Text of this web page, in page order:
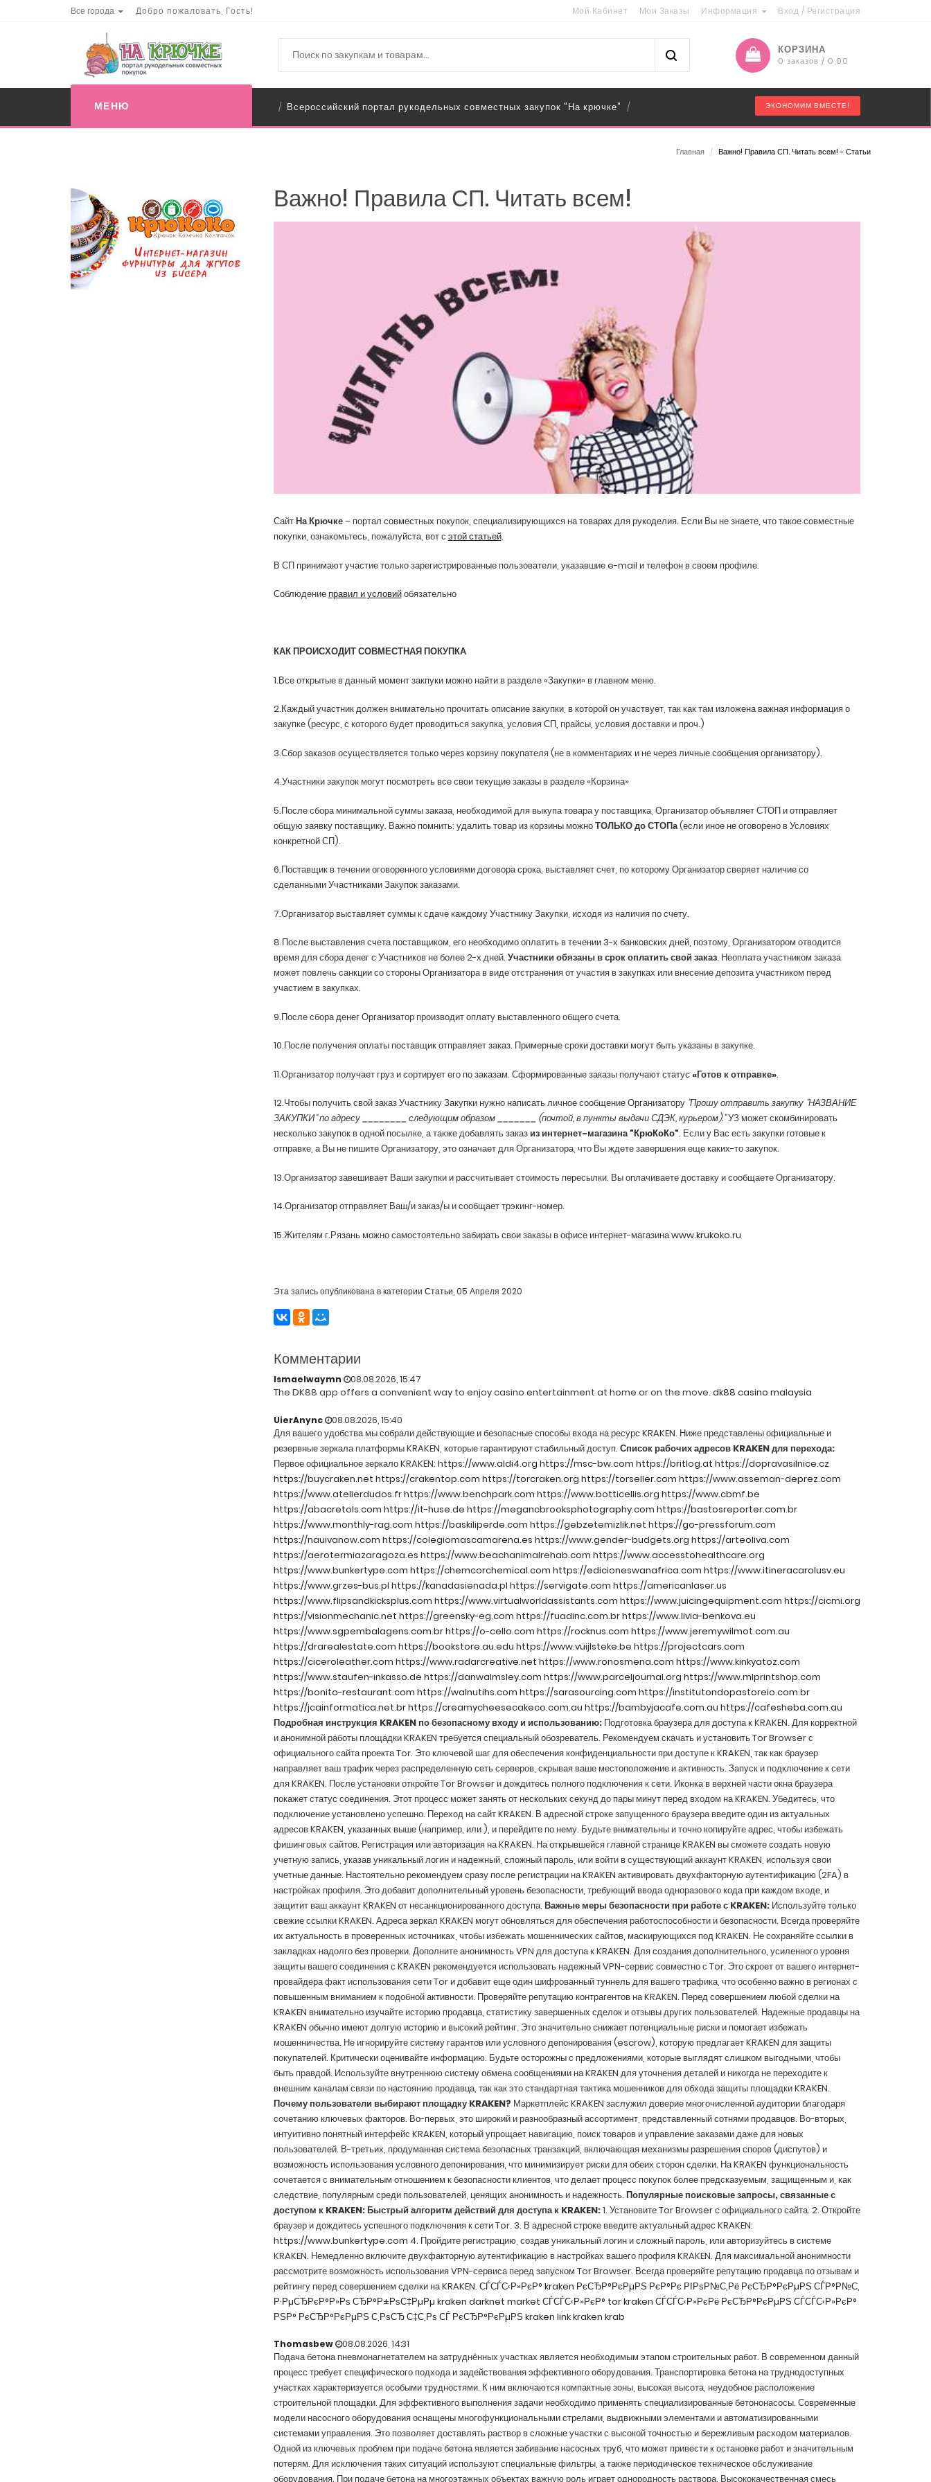
Все города Добро пожаловать, Гость! Мой Кабинет Мои Заказы Информация Вход / Регистрация
КОРЗИНА
0 заказов / 0,00
МЕНЮ / Всероссийский портал рукодельных совместных закупок "На крючке" / ЭКОНОМИМ ВМЕСТЕ!
Главная / Важно! Правила СП. Читать всем! - Статьи
Важно! Правила СП. Читать всем!
СайтНа Крючке– портал совместных покупок, специализирующихся на товарах для рукоделия. Если Вы не знаете, что такое совместные
покупки, ознакомьтесь, пожалуйста, вот с этой статьей.
В СП принимают участие только зарегистрированные пользователи, указавшие e-mail и телефон в своем профиле.
Соблюдение правил и условийобязательно
КАК ПРОИСХОДИТ СОВМЕСТНАЯ ПОКУПКА
1.Все открытые в данный момент закпуки можно найти в разделе «Закупки» в главном меню.
2.Каждый участник должен внимательно прочитать описание закупки, в которой он участвует, так как там изложена важная информация о
закупке (ресурс, с которого будет проводиться закупка, условия СП, прайсы, условия доставки и проч.)
3.Сбор заказов осуществляется только через корзину покупателя (не в комментариях и не через личные сообщения организатору).
4.Участники закупок могут посмотреть все свои текущие заказы в разделе «Корзина»
5.После сбора минимальной суммы заказа, необходимой для выкупа товара у поставщика, Организатор объявляет СТОП и отправляет
общую заявку поставщику. Важно помнить: удалить товар из корзины можноТОЛЬКО до СТОПа(если иное не оговорено в Условиях
конкретной СП).
6.Поставщик в течении оговоренного условиями договора срока, выставляет счет, по которому Организатор сверяет наличие со
сделанными Участниками Закупок заказами.
7.Организатор выставляет суммы к сдаче каждому Участнику Закупки, исходя из наличия по счету.
8.После выставления счета поставщиком, его необходимо оплатить в течении 3-х банковских дней, поэтому, Организатором отводится
время для сбора денег с Участников не более 2-х дней. Участники обязаны в срок оплатить свой заказ. Неоплата участником заказа
может повлечь санкции со стороны Организатора в виде отстранения от участия в закупках или внесение депозита участником перед
участием в закупках.
9.После сбора денег Организатор производит оплату выставленного общего счета.
10.После получения оплаты поставщик отправляет заказ. Примерные сроки доставки могут быть указаны в закупке.
11.Организатор получает груз и сортирует его по заказам. Сформированные заказы получают статус «Готов к отправке».
12.Чтобы получить свой заказ Участнику Закупки нужно написать личное сообщение Организатору "Прошу отправить закупку "НАЗВАНИЕ
ЗАКУПКИ" по адресу ________ следующим образом _______ (почтой, в пункты выдачи СДЭК, курьером)."УЗ может скомбинировать
несколько закупок в одной посылке, а также добавлять заказ из интернет-магазина"КрюКоКо". Если у Вас есть закупки готовые к
отправке, а Вы не пишите Организатору, это означает для Организатора, что Вы ждете завершения еще каких-то закупок.
13.Организатор завешивает Ваши закупки и рассчитывает стоимость пересылки. Вы оплачиваете доставку и сообщаете Организатору.
14.Организатор отправляет Ваш/и заказ/ы и сообщает трэкинг-номер.
15.Жителям г.Рязань можно самостоятельно забирать свои заказы в офисе интернет-магазинаwww.krukoko.ru
Эта запись опубликована в категории Статьи,05 Апреля 2020
Комментарии
Ismaelwaymn 08.08.2026, 15:47
The DK88 app offers a convenient way to enjoy casino entertainment at home or on the move. dk88 casino malaysia
UierAnync 08.08.2026, 15:40
Для вашего удобства мы собрали действующие и безопасные способы входа на ресурс KRAKEN. Ниже представлены официальные и
резервные зеркала платформы KRAKEN, которые гарантируют стабильный доступ. Список рабочих адресов KRAKEN для перехода:
Первое официальное зеркало KRAKEN: https://www.aldi4.org https://msc-bw.com https://britlog.at https://dopravasilnice.cz
https://buycraken.net https://crakentop.com https://torcraken.org https://torseller.com https://www.asseman-deprez.com
https://www.atelierdudos.frhttps://www.benchpark.com https://www.botticellis.org https://www.cbmf.be
https://abacretols.com https://it-huse.de https://megancbrooksphotography.com https://bastosreporter.com.br
https://www.monthly-rag.com https://baskiliperde.com https://gebzetemizlik.net https://go-pressforum.com
https://nauivanow.com https://colegiomascamarena.es https://www.gender-budgets.org https://arteoliva.com
https://aerotermiazaragoza.es https://www.beachanimalrehab.com https://www.accesstohealthcare.org
https://www.bunkertype.com https://chemcorchemical.com https://edicioneswanafrica.com https://www.itineracarolusv.eu
https://www.grzes-bus.pl https://kanadasienada.pl https://servigate.com https://americanlaser.us
https://www.flipsandkicksplus.com https://www.virtualworldassistants.com https://www.juicingequipment.com https://cicmi.org
https://visionmechanic.net https://greensky-eg.com https://fuadinc.com.brhttps://www.livia-benkova.eu
https://www.sgpembalagens.com.brhttps://o-cello.com https://rocknus.com https://www.jeremywilmot.com.au
https://drarealestate.com https://bookstore.au.edu https://www.vuijlsteke.be https://projectcars.com
https://ciceroleather.com https://www.radarcreative.net https://www.ronosmena.com https://www.kinkyatoz.com
https://www.staufen-inkasso.de https://danwalmsley.com https://www.parceljournal.org https://www.mlprintshop.com
https://bonito-restaurant.com https://walnutihs.com https://sarasourcing.com https://institutondopastoreio.com.br
https://jcainformatica.net.brhttps://creamycheesecakeco.com.au https://bambyjacafe.com.au https://cafesheba.com.au
Подробная инструкция KRAKEN по безопасному входу и использованию: Подготовка браузера для доступа к KRAKEN. Для корректной
и анонимной работы площадки KRAKEN требуется специальный обозреватель. Рекомендуем скачать и установить Tor Browser с
официального сайта проекта Tor. Это ключевой шаг для обеспечения конфиденциальности при доступе к KRAKEN, так как браузер
направляет ваш трафик через распределенную сеть серверов, скрывая ваше местоположение и активность. Запуск и подключение к сети
для KRAKEN. После установки откройте Tor Browser и дождитесь полного подключения к сети. Иконка в верхней части окна браузера
покажет статус соединения. Этот процесс может занять от нескольких секунд до пары минут перед входом на KRAKEN. Убедитесь, что
подключение установлено успешно. Переход на сайт KRAKEN. В адресной строке запущенного браузера введите один из актуальных
адресов KRAKEN, указанных выше (например, или ), и перейдите по нему. Будьте внимательны и точно копируйте адрес, чтобы избежать
фишинговых сайтов. Регистрация или авторизация на KRAKEN. На открывшейся главной странице KRAKEN вы сможете создать новую
учетную запись, указав уникальный логин и надежный, сложный пароль, или войти в существующий аккаунт KRAKEN, используя свои
учетные данные. Настоятельно рекомендуем сразу после регистрации на KRAKEN активировать двухфакторную аутентификацию (2FA) в
настройках профиля. Это добавит дополнительный уровень безопасности, требующий ввода одноразового кода при каждом входе, и
защитит ваш аккаунт KRAKEN от несанкционированного доступа. Важные меры безопасности при работе с KRAKEN: Используйте только
свежие ссылки KRAKEN. Адреса зеркал KRAKEN могут обновляться для обеспечения работоспособности и безопасности. Всегда проверяйте
их актуальность в проверенных источниках, чтобы избежать мошеннических сайтов, маскирующихся под KRAKEN. Не сохраняйте ссылки в
закладках надолго без проверки. Дополните анонимность VPN для доступа к KRAKEN. Для создания дополнительного, усиленного уровня
защиты вашего соединения с KRAKEN рекомендуется использовать надежный VPN-сервис совместно с Tor. Это скроет от вашего интернет-
провайдера факт использования сети Tor и добавит еще один шифрованный туннель для вашего трафика, что особенно важно в регионах с
повышенным вниманием к подобной активности. Проверяйте репутацию контрагентов на KRAKEN. Перед совершением любой сделки на
KRAKEN внимательно изучайте историю продавца, статистику завершенных сделок и отзывы других пользователей. Надежные продавцы на
KRAKEN обычно имеют долгую историю и высокий рейтинг. Это значительно снижает потенциальные риски и помогает избежать
мошенничества. Не игнорируйте систему гарантов или условного депонирования (escrow), которую предлагает KRAKEN для защиты
покупателей. Критически оценивайте информацию. Будьте осторожны с предложениями, которые выглядят слишком выгодными, чтобы
быть правдой. Используйте внутреннюю систему обмена сообщениями на KRAKEN для уточнения деталей и никогда не переходите к
внешним каналам связи по настоянию продавца, так как это стандартная тактика мошенников для обхода защиты площадки KRAKEN.
Почему пользователи выбирают площадку KRAKEN? Маркетплейс KRAKEN заслужил доверие многочисленной аудитории благодаря
сочетанию ключевых факторов. Во-первых, это широкий и разнообразный ассортимент, представленный сотнями продавцов. Во-вторых,
интуитивно понятный интерфейс KRAKEN, который упрощает навигацию, поиск товаров и управление заказами даже для новых
пользователей. В-третьих, продуманная система безопасных транзакций, включающая механизмы разрешения споров (диспутов) и
возможность использования условного депонирования, что минимизирует риски для обеих сторон сделки. На KRAKEN функциональность
сочетается с внимательным отношением к безопасности клиентов, что делает процесс покупок более предсказуемым, защищенным и, как
следствие, популярным среди пользователей, ценящих анонимность и надежность. Популярные поисковые запросы, связанные с
доступом к KRAKEN:Быстрый алгоритм действий для доступа к KRAKEN:1. Установите Tor Browser с официального сайта. 2. Откройте
браузер и дождитесь успешного подключения к сети Tor. 3. В адресной строке введите актуальный адрес KRAKEN:
https://www.bunkertype.com 4. Пройдите регистрацию, создав уникальный логин и сложный пароль, или авторизуйтесь в системе
KRAKEN. Немедленно включите двухфакторную аутентификацию в настройках вашего профиля KRAKEN. Для максимальной анонимности
рассмотрите возможность использования VPN-сервиса перед запуском Tor Browser. Всегда проверяйте репутацию продавца по отзывам и
рейтингу перед совершением сделки на KRAKEN. СЃСЃС‹Р»РєР° kraken РєСЂР°РєРµРЅ РєР°Рє РІРѕР№С‚Рё РєСЂР°РєРµРЅ СЃР°Р№С‚
Р·РµСЂРєР°Р»Рѕ СЂР°Р±РѕС‡РµРµ kraken darknet market СЃСЃС‹Р»РєР° tor kraken СЃСЃС‹Р»РєРё РєСЂР°РєРµРЅ СЃСЃС‹Р»РєР°
РЅР° РєСЂР°РєРµРЅ С‚РѕСЂС‡С‚Рѕ СЃ РєСЂР°РєРµРЅ kraken linkkraken krab
Thomasbew 08.08.2026, 14:31
Подача бетона пневмонагнетателем на затруднённых участках является необходимым этапом строительных работ. В современном данный
процесс требует специфического подхода и задействования эффективного оборудования. Транспортировка бетона на труднодоступных
участках характеризуется особыми трудностями. К ним включаются компактные зоны, высокая высота, неудобное расположение
строительной площадки. Для эффективного выполнения задачи необходимо применять специализированные бетононасосы. Современные
модели насосного оборудования оснащены многофункциональными стрелами, выдвижными элементами и автоматизированными
системами управления. Это позволяет доставлять раствор в сложные участки с высокой точностью и бережливым расходом материалов.
Одной из ключевых проблем при подаче бетона является забивание насосных труб, что может привести к остановке работ и значительным
потерям. Для исключения таких ситуаций используют специальные фильтры, а также периодическое техническое обслуживание
оборудования. При подаче бетона на многоэтажных объектах важную роль играет однородность раствора. Высококачественная смесь